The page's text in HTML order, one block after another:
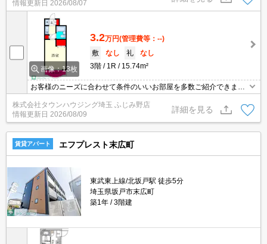
情報更新日 2026/08/07
画像：13枚
3.2万円(管理費等：--)
敷
なし 礼
なし
3階
1R 15.74m²
お客様のニーズに合わせて条件のいいお部屋を多数ご紹介できます♪
情報数No.1のタウンハウジングまで是非お問い合わせください！
株式会社タウンハウジング埼玉 ふじみ野店
情報更新日 2026/08/09
詳細を見る
賃貸アパート エフプレスト末広町
東武東上線/北坂戸駅 徒歩5分
埼玉県坂戸市末広町
築1年
3階建